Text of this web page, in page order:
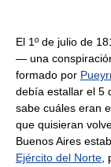
El 1º de julio de
— una
formado por
debía estallar el 5
sabe cuáles eran
que quisieran
Buenos Aires
Ejército del Norte